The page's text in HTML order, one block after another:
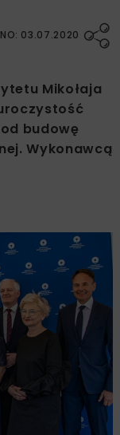
03.07.2020
Mikołaja
budowę
Wykonawcą